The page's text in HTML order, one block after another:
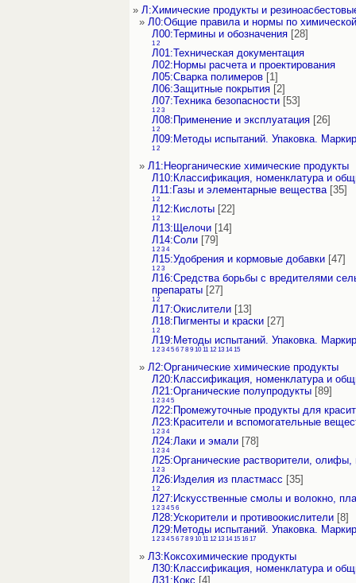
» Л:Химические продукты и
» Л0:Общие правила и нормы по
Л00:Термины и обозначения [28]
1 2
Л01:Техническая документация
Л02:Нормы расчета и проектирования
Л05:Сварка полимеров [1]
Л06:Защитные покрытия [2]
Л07:Техника безопасности [53]
1 2 3
Л08:Применение и эксплуатация [26]
1 2
Л09:Методы испытаний. Упаковка.
1 2
» Л1:Неорганические химические продукты
Л10:Классификация, номенклатура и
Л11:Газы и элементарные вещества[35]
1 2
Л12:Кислоты [22]
1 2
Л13:Щелочи [14]
Л14:Соли [79]
1 2 3 4
Л15:Удобрения и кормовые добавки [47]
1 2 3
Л16:Средства борьбы с вредителями
препараты [27]
1 2
Л17:Окислители [13]
Л18:Пигменты и краски [27]
1 2
Л19:Методы испытаний. Упаковка.
1 2 3 4 5 6 7 8 9 10 11 12 13 14 15
» Л2:Органические химические продукты
Л20:Классификация, номенклатура и
Л21:Органические полупродукты [89]
1 2 3 4 5
Л22:Промежуточные продукты для
Л23:Красители и вспомогательные
1 2 3 4
Л24:Лаки и эмали [78]
1 2 3 4
Л25:Органические растворители, олифы,
1 2 3
Л26:Изделия из пластмасс [35]
1 2
Л27:Искусственные смолы и волокно,
1 2 3 4 5 6
Л28:Ускорители и противоокислители [8]
Л29:Методы испытаний. Упаковка.
1 2 3 4 5 6 7 8 9 10 11 12 13 14 15 16 17
» Л3:Коксохимические продукты
Л30:Классификация, номенклатура и
Л31:Кокс [4]